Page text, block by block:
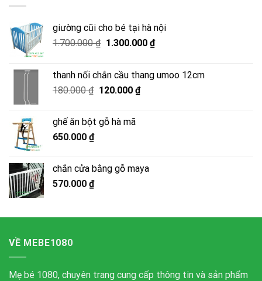
giường cũi cho bé tại hà nội
1.700.000₫ Giá
1.700.000 ₫.
1.300.000 ₫Giá
là:
thanh nối chắn cầu thang umoo 12cm
180.000₫ Giá
là:
180.000 ₫.
120.000 ₫Giá
ghế ăn bột gỗ hà mã
650.000 ₫
chắn cửa bằng gỗ maya
570.000 ₫
VỀ MEBE1080
Mẹ bé 1080, chuyên trang cung cấp thông tin và sản phẩm